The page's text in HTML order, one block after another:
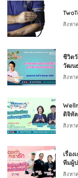
สิงหา
ชีวิต
วัฒน
สิงหา
ดิจิทัล
สิงหา
เรื่อ
ทีมผู้
สิงหา